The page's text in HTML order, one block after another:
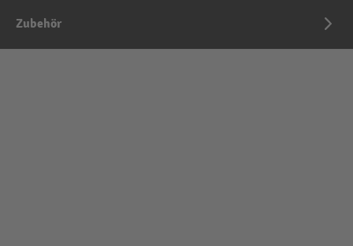
Zubehör